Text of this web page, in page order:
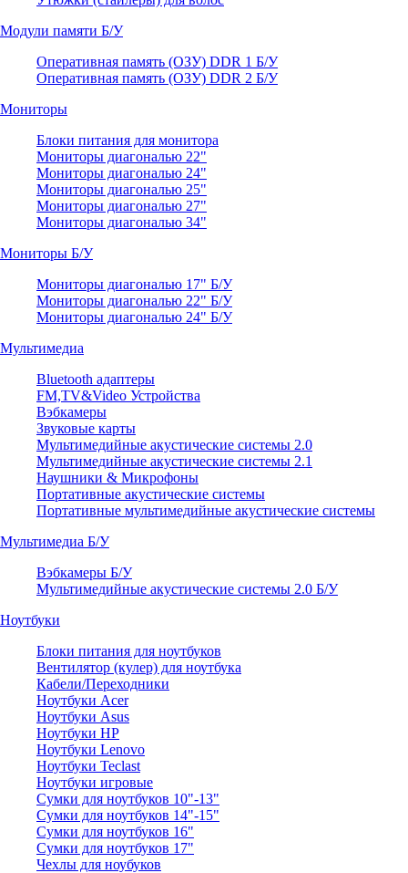
Модули памяти Б/У
Оперативная память (ОЗУ) DDR 1 Б/У
Оперативная память (ОЗУ) DDR 2 Б/У
Мониторы
Блоки питания для монитора
Мониторы диагональю 22"
Мониторы диагональю 24"
Мониторы диагональю 25"
Мониторы диагональю 27"
Мониторы диагональю 34"
Мониторы Б/У
Мониторы диагональю 17" Б/У
Мониторы диагональю 22" Б/У
Мониторы диагональю 24" Б/У
Мультимедиа
Bluetooth адаптеры
FM,TV&Video Устройства
Вэбкамеры
Звуковые карты
Мультимедийные акустические системы 2.0
Мультимедийные акустические системы 2.1
Наушники & Микрофоны
Портативные акустические системы
Портативные мультимедийные акустические системы
Мультимедиа Б/У
Вэбкамеры Б/У
Мультимедийные акустические системы 2.0 Б/У
Ноутбуки
Блоки питания для ноутбуков
Вентилятор (кулер) для ноутбука
Кабели/Переходники
Ноутбуки Acer
Ноутбуки Asus
Ноутбуки HP
Ноутбуки Lenovo
Ноутбуки Teclast
Ноутбуки игровые
Сумки для ноутбуков 10"-13"
Сумки для ноутбуков 14"-15"
Сумки для ноутбуков 16"
Сумки для ноутбуков 17"
Чехлы для ноубуков